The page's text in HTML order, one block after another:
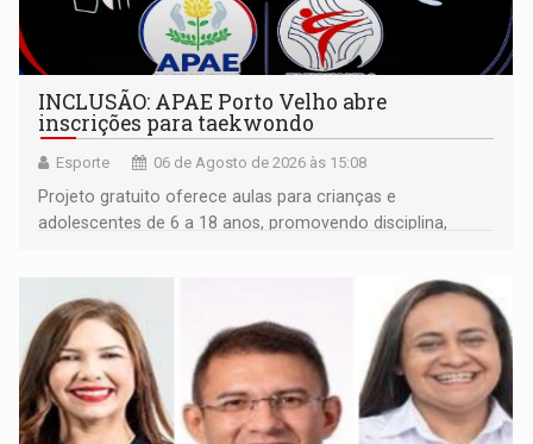
INCLUSÃO: APAE Porto Velho abre
inscrições para taekwondo
Esporte 06 de Agosto de 2026 às 15:08
Projeto gratuito oferece aulas para crianças e
adolescentes de 6 a 18 anos, promovendo disciplina,